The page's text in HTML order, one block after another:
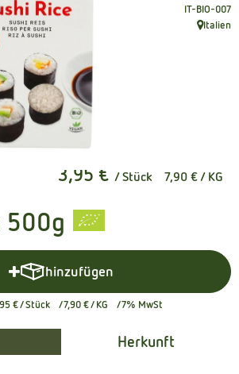
500g
3,95 € / Stück 7,90 €/ KG
,IT-BIO-007
,
Italien
hinzufügen
Produkt zum Warenkorb
€/ Stück 7,90 €/ KG 7% MwSt
Herkunft